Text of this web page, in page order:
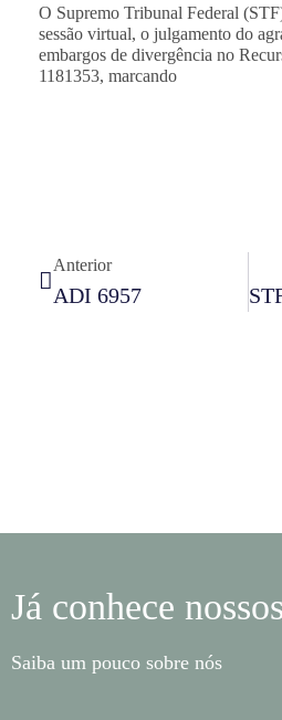
O Supremo Tribunal Federal
sessão virtual, o julgamento do
embargos de divergência no
1181353, marcando
Anterior
ADI 6957
Já conhece
Saiba um pouco sobre nós